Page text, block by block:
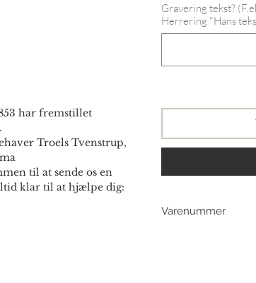
har fremstillet
Troels Tvenstrup,
til at sende os en
klar til at hjælpe dig:
Gravering tekst?
Herrering "Hans
Varenummer